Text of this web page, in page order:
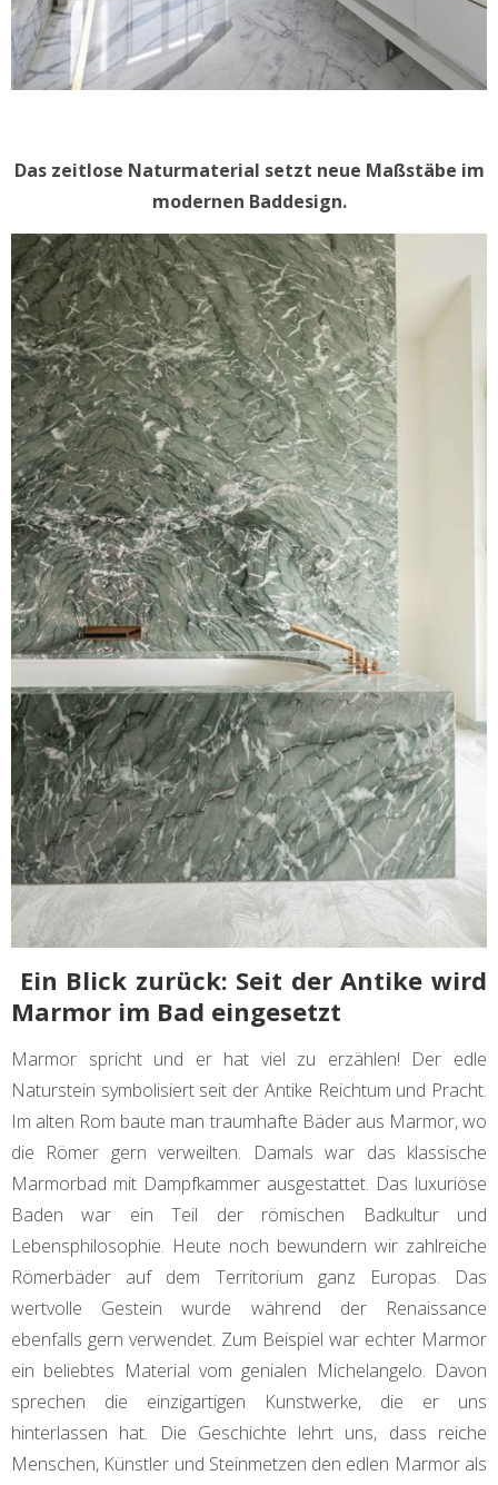
Das zeitlose Naturmaterial setzt neue Maßstäbe im
modernen Baddesign.
Ein Blick zurück: Seit der Antike wird
Marmor im Bad eingesetzt
Marmor spricht und er hat viel zu erzählen! Der edle
Naturstein symbolisiert seit der Antike Reichtum und Pracht.
Im alten Rom baute man traumhafte Bäder aus Marmor, wo
die Römer gern verweilten. Damals war das klassische
Marmorbad mit Dampfkammer ausgestattet. Das luxuriöse
Baden war ein Teil der römischen Badkultur und
Lebensphilosophie. Heute noch bewundern wir zahlreiche
Römerbäder auf dem Territorium ganz Europas. Das
wertvolle Gestein wurde während der Renaissance
ebenfalls gern verwendet. Zum Beispiel war echter Marmor
ein beliebtes Material vom genialen Michelangelo. Davon
sprechen die einzigartigen Kunstwerke, die er uns
hinterlassen hat. Die Geschichte lehrt uns, dass reiche
Menschen, Künstler und Steinmetzen den edlen Marmor als